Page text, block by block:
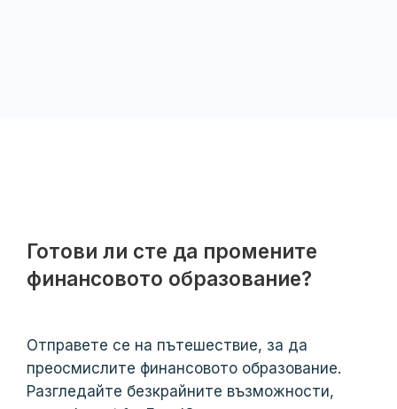
Готови ли сте да промените
финансовото образование?
Отправете се на пътешествие, за да
преосмислите финансовото образование.
Разгледайте безкрайните възможности,